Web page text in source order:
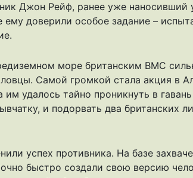
Джон Рейф, ранее уже наносивший
доверили особое задание –
море британским ВМС
Самой громкой стала акция в
им удалось тайно проникнуть в
и подорвать два британских
успех противника. На базе
быстро создали свою версию